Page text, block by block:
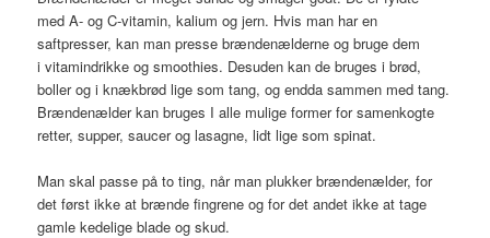
med A- og C-vitamin, kalium og jern. Hvis man har en
saftpresser, kan man presse brændenælderne og bruge dem
i vitamindrikke og smoothies. Desuden kan de bruges i brød,
boller og i knækbrød lige som tang, og endda sammen med tang.
Brændenælder kan bruges I alle mulige former for samenkogte
retter, supper, saucer og lasagne, lidt lige som spinat.
Man skal passe på to ting, når man plukker brændenælder, for
det først ikke at brænde fingrene og for det andet ikke at tage
gamle kedelige blade og skud.